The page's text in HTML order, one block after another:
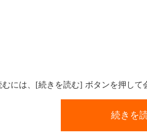
むには、[続きを読む] ボタンを押して
続きを